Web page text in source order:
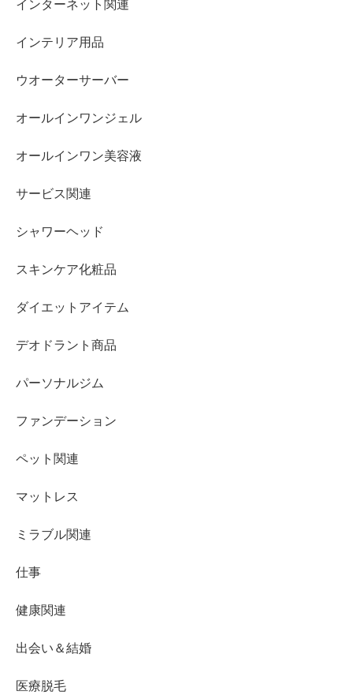
インターネット関連
インテリア用品
ウオーターサーバー
オールインワンジェル
オールインワン美容液
サービス関連
シャワーヘッド
スキンケア化粧品
ダイエットアイテム
デオドラント商品
パーソナルジム
ファンデーション
ペット関連
マットレス
ミラブル関連
仕事
健康関連
出会い＆結婚
医療脱毛